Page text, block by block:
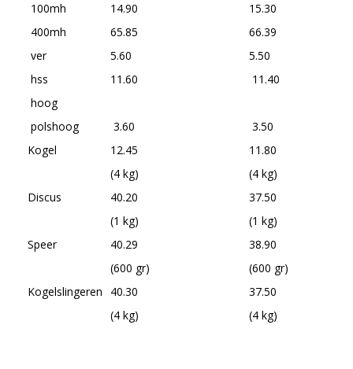
100mh
14.90
15.30
400mh
65.85
66.39
ver
5.60
5.50
hss
11.60
11.40
hoog
polshoog
3.60
3.50
Kogel
12.45
11.80
(4 kg)
(4 kg)
Discus
40.20
37.50
(1 kg)
(1 kg)
Speer
40.29
38.90
(600 gr)
(600 gr)
Kogelslingeren
40.30
37.50
(4 kg)
(4 kg)